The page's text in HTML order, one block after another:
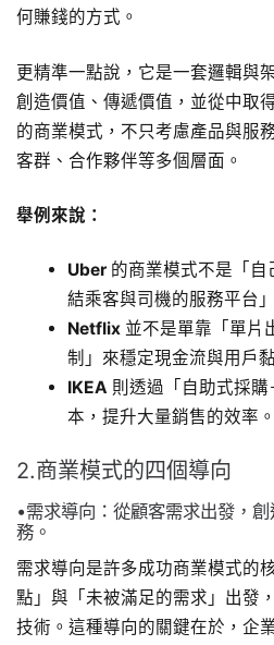
何賺錢的方式。
更精準一點說，它是一套邏輯與
創造價值、傳遞價值，並從中取
的商業模式，不只考慮產品與服
客群、合作夥伴等多個層面。
舉例來說：
Uber的商業模式不是「自
結乘客與司機的服務平台」
Netflix並不是單靠「單片
制」來穩定現金流與用戶
IKEA 則透過「自助式採
本，提升大量銷售的效率。
2.商業模式的四個導向
•需求導向：從顧客需求出發，
務。
需求導向是許多成功商業模式的
點」與「未被滿足的需求」出發
技術。這種導向的關鍵在於，企